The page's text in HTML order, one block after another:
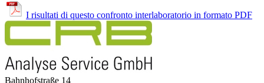
I risultati di questo confronto interlaboratorio in formato PDF
Bahnhofstraße 14